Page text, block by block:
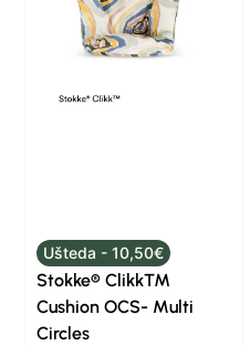
Ušteda - 10,50€
Stokke® Clikk™
Cushion OCS- Multi
Circles